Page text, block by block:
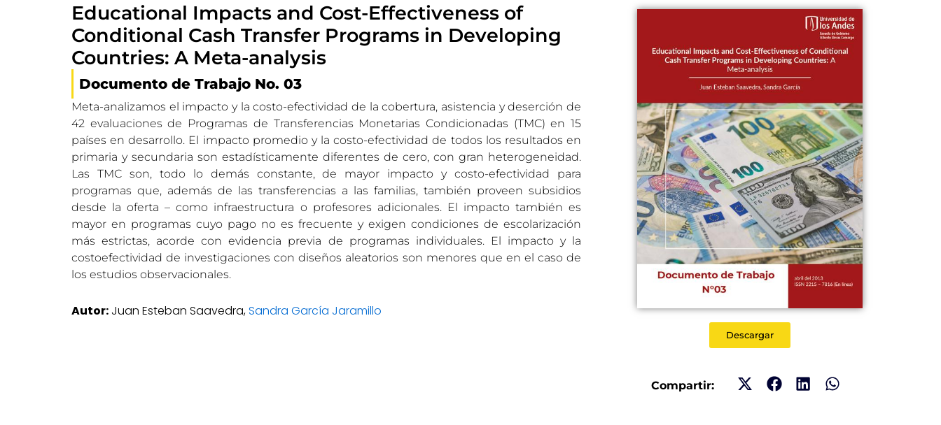
Educational Impacts and Cost-Effectiveness of
Conditional Cash Transfer Programs in Developing
Countries: A Meta-analysis
Documento de Trabajo No. 03
Meta-analizamos el impacto y la costo-efectividad de la cobertura, asistencia y deserción de
42 evaluaciones de Programas de Transferencias Monetarias Condicionadas (TMC) en 15
países en desarrollo. El impacto promedio y la costo-efectividad de todos los resultados en
primaria y secundaria son estadísticamente diferentes de cero, con gran heterogeneidad.
Las TMC son, todo lo demás constante, de mayor impacto y costo-efectividad para
programas que, además de las transferencias a las familias, también proveen subsidios
desde la oferta – como infraestructura o profesores adicionales. El impacto también es
mayor en programas cuyo pago no es frecuente y exigen condiciones de escolarización
más estrictas, acorde con evidencia previa de programas individuales. El impacto y la
costoefectividad de investigaciones con diseños aleatorios son menores que en el caso de
los estudios observacionales.
Autor: Juan Esteban Saavedra,Sandra García Jaramillo
Descargar
Compartir: